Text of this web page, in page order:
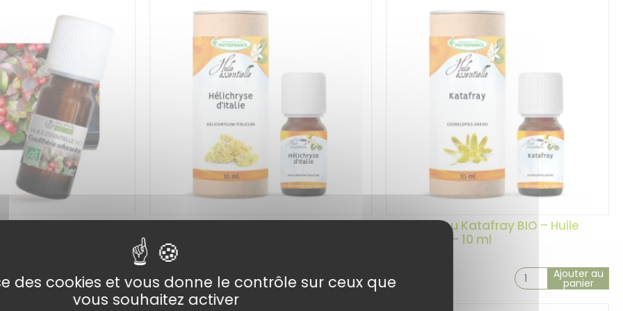
Ajouter au
panier
Essentielle – 5ml
22,90€ panier
Katrafay ou Katafray BIO – Huile
Essentielle – 10 ml
9,90 Ajouter au
panier
des cookies et vous donne le contrôle sur ceux que
vous souhaitez activer